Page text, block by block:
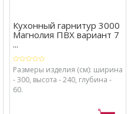
Кухонный гарнитур 3000
Магнолия ПВХ вариант 7
...
Размеры изделия (см): ширина
- 300, высота - 240, глубина -
60.